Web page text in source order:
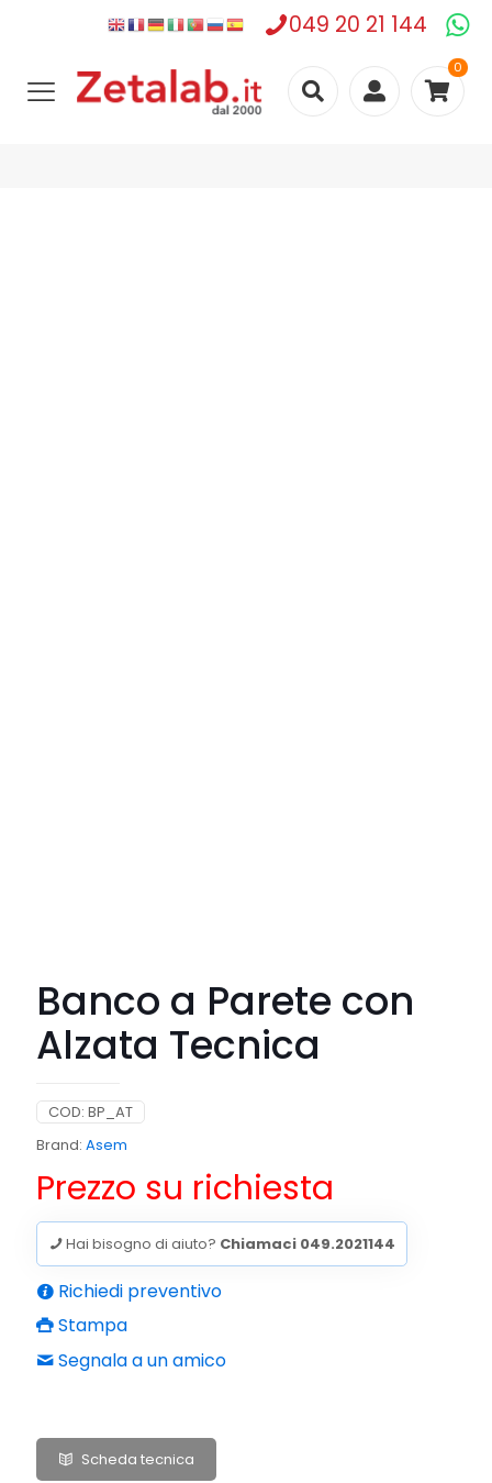
049 20 21 144
0
Banco a Parete con
Alzata Tecnica
COD: BP_AT
Brand: Asem
Prezzo su richiesta
Hai bisogno di aiuto? Chiamaci 049.2021144
Richiedi preventivo
Stampa
Segnala a un amico
Scheda tecnica